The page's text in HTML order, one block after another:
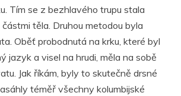
Tím se z bezhlavého trupu stala
těla. Druhou metodou byla
Oběť probodnutá na krku, které byl
jazyk a visel na hrudi, měla na sobě
Jak říkám, byly to skutečně drsné
téměř všechny kolumbijské